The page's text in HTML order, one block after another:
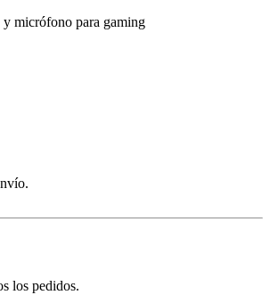
micrófono para gaming
los pedidos.